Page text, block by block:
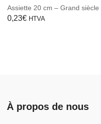
Assiette 20 cm – Grand siècle
0,23€ HTVA
À propos de nous